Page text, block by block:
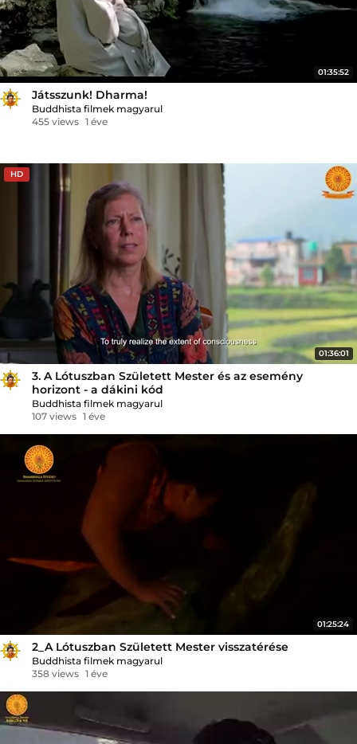
01:35:52
Játsszunk! Dharma!
Buddhista filmek magyarul
455 views 1 éve
HD
01:36:01
3. A Lótuszban Született Mester és az esemény
horizont - a dákini kód
Buddhista filmek magyarul
107 views 1 éve
01:25:24
2_A Lótuszban Született Mester visszatérése
Buddhista filmek magyarul
358 views 1 éve